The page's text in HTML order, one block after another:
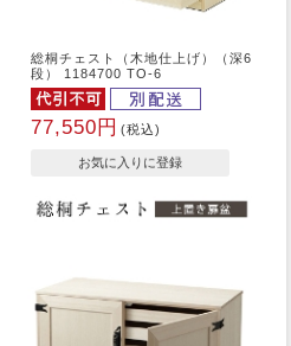
総桐チェスト（木地仕上げ）（深6
段） 1184700 TO-6
77,550円 (税込)